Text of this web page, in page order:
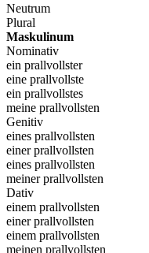
Neutrum
Plural
Maskulinum
Nominativ
ein prallvollster
eine prallvollste
ein prallvollstes
meine prallvollsten
Genitiv
eines prallvollsten
einer prallvollsten
eines prallvollsten
meiner prallvollsten
Dativ
einem prallvollsten
einer prallvollsten
einem prallvollsten
meinen prallvollsten